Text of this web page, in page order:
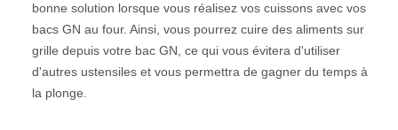
bonne solution lorsque vous réalisez vos cuissons avec vos
bacs GN au four. Ainsi, vous pourrez cuire des aliments sur
grille depuis votre bac GN, ce qui vous évitera d'utiliser
d'autres ustensiles et vous permettra de gagner du temps à
la plonge.